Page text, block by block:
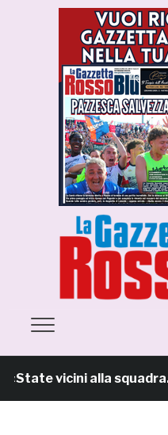
vicini alla squadra.